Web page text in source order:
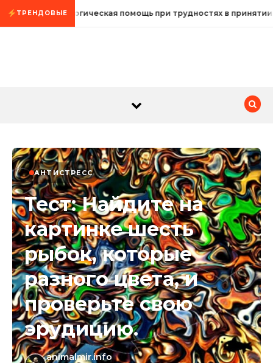
Промотать к содержимому
ТРЕНДОВЫЕ
Психологическая помощь при трудностях в
АНТИСТРЕСС
Тест: Найдите на
картинке шесть
рыбок, которые
разного цвета, и
проверьте свою
эрудицию.
animalmir.info